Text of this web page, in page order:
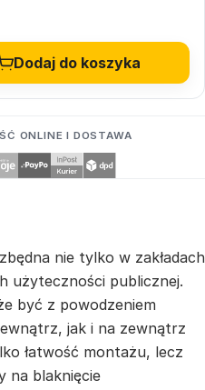
Dodaj do koszyka
ONLINE I DOSTAWA
nie tylko w zakładach
użyteczności publicznej.
być z powodzeniem
jak i na zewnątrz
łatwość montażu, lecz
na blaknięcie